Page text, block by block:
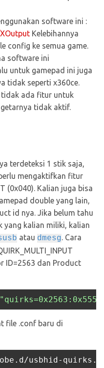
software ini :
Kelebihannya
config ke semua game.
software ini
untuk gamepad ini juga
tidak seperti x360ce.
tidak ada fitur untuk
tidak aktif.
terdeteksi 1 stik saja,
mengaktifkan fitur
(0x040). Kalian juga bisa
double yang lain,
id nya. Jika belum tahu
kalian miliki, kalian
atau dmesg. Cara
ID=2563 dan Product
file .conf baru di